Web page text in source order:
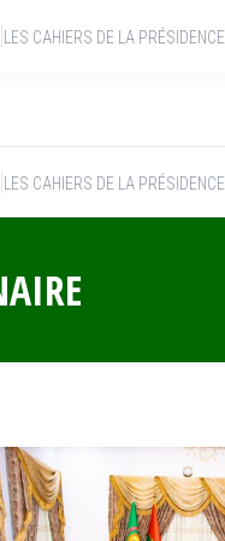
LES CAHIERS DE LA PRÉSIDENCE
LES CAHIERS DE LA PRÉSIDENCE